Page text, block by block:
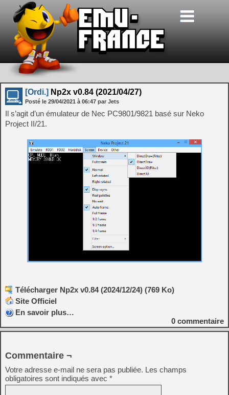
[Ordi.] Np2x v0.84 (2021/04/27)
Posté le 29/04/2021 à 06:47 par Jets
Il s’agit d’un émulateur de Nec PC9801/9821 basé sur Neko
Project II/21.
Télécharger Np2x v0.84 (2024/12/24) (769 Ko)
Site Officiel
En savoir plus…
0 commentaire
Commentaire ¬
Votre adresse e-mail ne sera pas publiée. Les champs
obligatoires sont indiqués avec *